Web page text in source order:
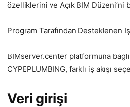
özelliklerini ve Açık BIM Düzeni’ni
Program Tarafından Desteklenen İş
BIMserver.center platformuna bağlı
CYPEPLUMBING, farklı iş akışı
Veri girişi